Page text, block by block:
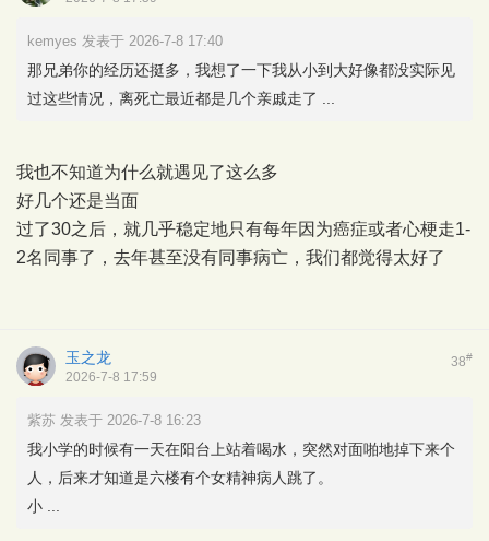
kemyes 发表于 2026-7-8 17:40
那兄弟你的经历还挺多，我想了一下我从小到大好像都没实际见
过这些情况，离死亡最近都是几个亲戚走了 ...
我也不知道为什么就遇见了这么多
好几个还是当面
过了30之后，就几乎稳定地只有每年因为癌症或者心梗走1-
2名同事了，去年甚至没有同事病亡，我们都觉得太好了
38#
玉之龙
2026-7-8 17:59
紫苏 发表于 2026-7-8 16:23
我小学的时候有一天在阳台上站着喝水，突然对面啪地掉下来个
人，后来才知道是六楼有个女精神病人跳了。
小 ...